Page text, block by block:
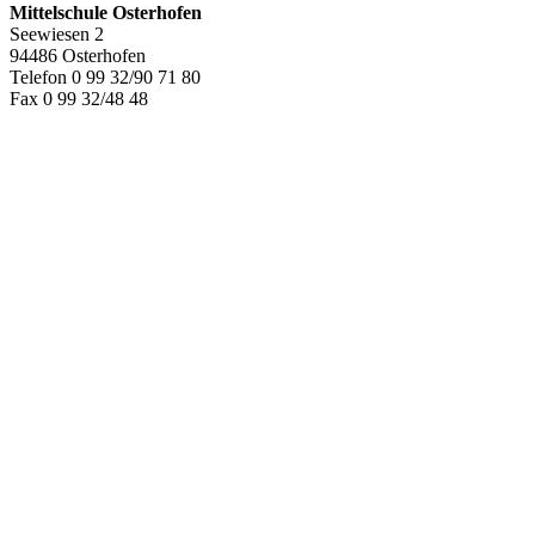
Mittelschule Osterhofen
Seewiesen 2
94486 Osterhofen
Telefon 0 99 32/90 71 80
Fax 0 99 32/48 48